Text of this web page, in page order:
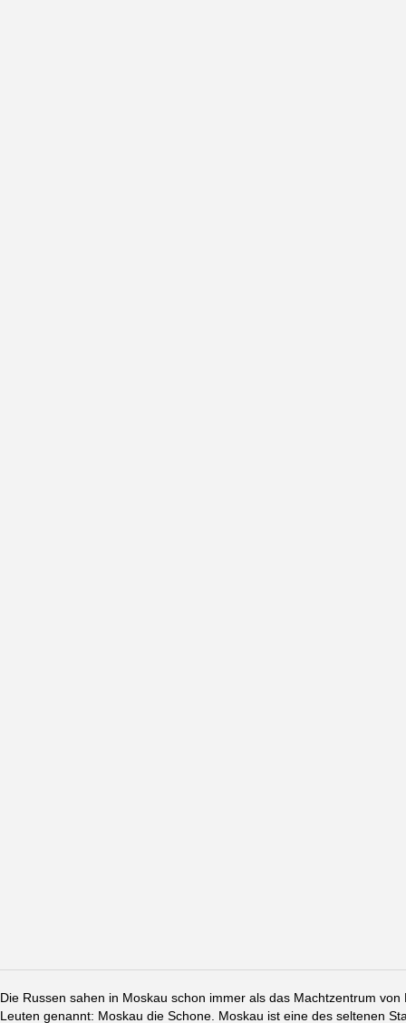
Die Russen sahen in Moskau schon immer als das Machtzentrum
Leuten genannt: Moskau die Schone. Moskau ist eine des seltenen